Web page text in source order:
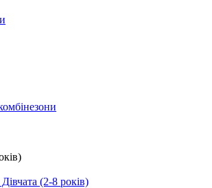
(2-8 років)